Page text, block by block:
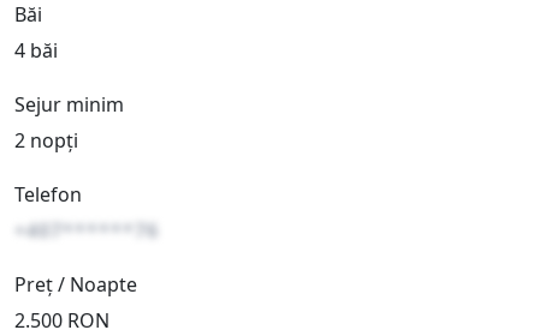
Băi
4 băi
Sejur minim
2 nopți
Telefon
+407******76
Preț / Noapte
2.500 RON